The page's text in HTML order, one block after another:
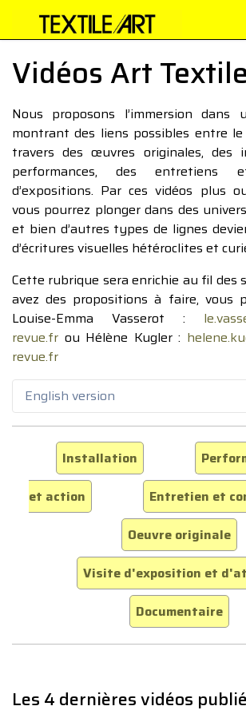
Vidéos Art Textile
Nous proposons l’immersion dans
montrant des liens possibles entre
travers des œuvres originales, des
performances, des entretiens
d’expositions. Par ces vidéos plus
vous pourrez plonger dans des
et bien d’autres types de lignes
d’écritures visuelles hétéroclites et
Cette rubrique sera enrichie au fil des
avez des propositions à faire, vous
Louise-Emma Vasserot :
revue.fr ou Hélène Kugler :
revue.fr
English version
Installation
et action
Entretien et
Oeuvre originale
Visite d'exposition et
Documentaire
Les 4 dernières vidéos